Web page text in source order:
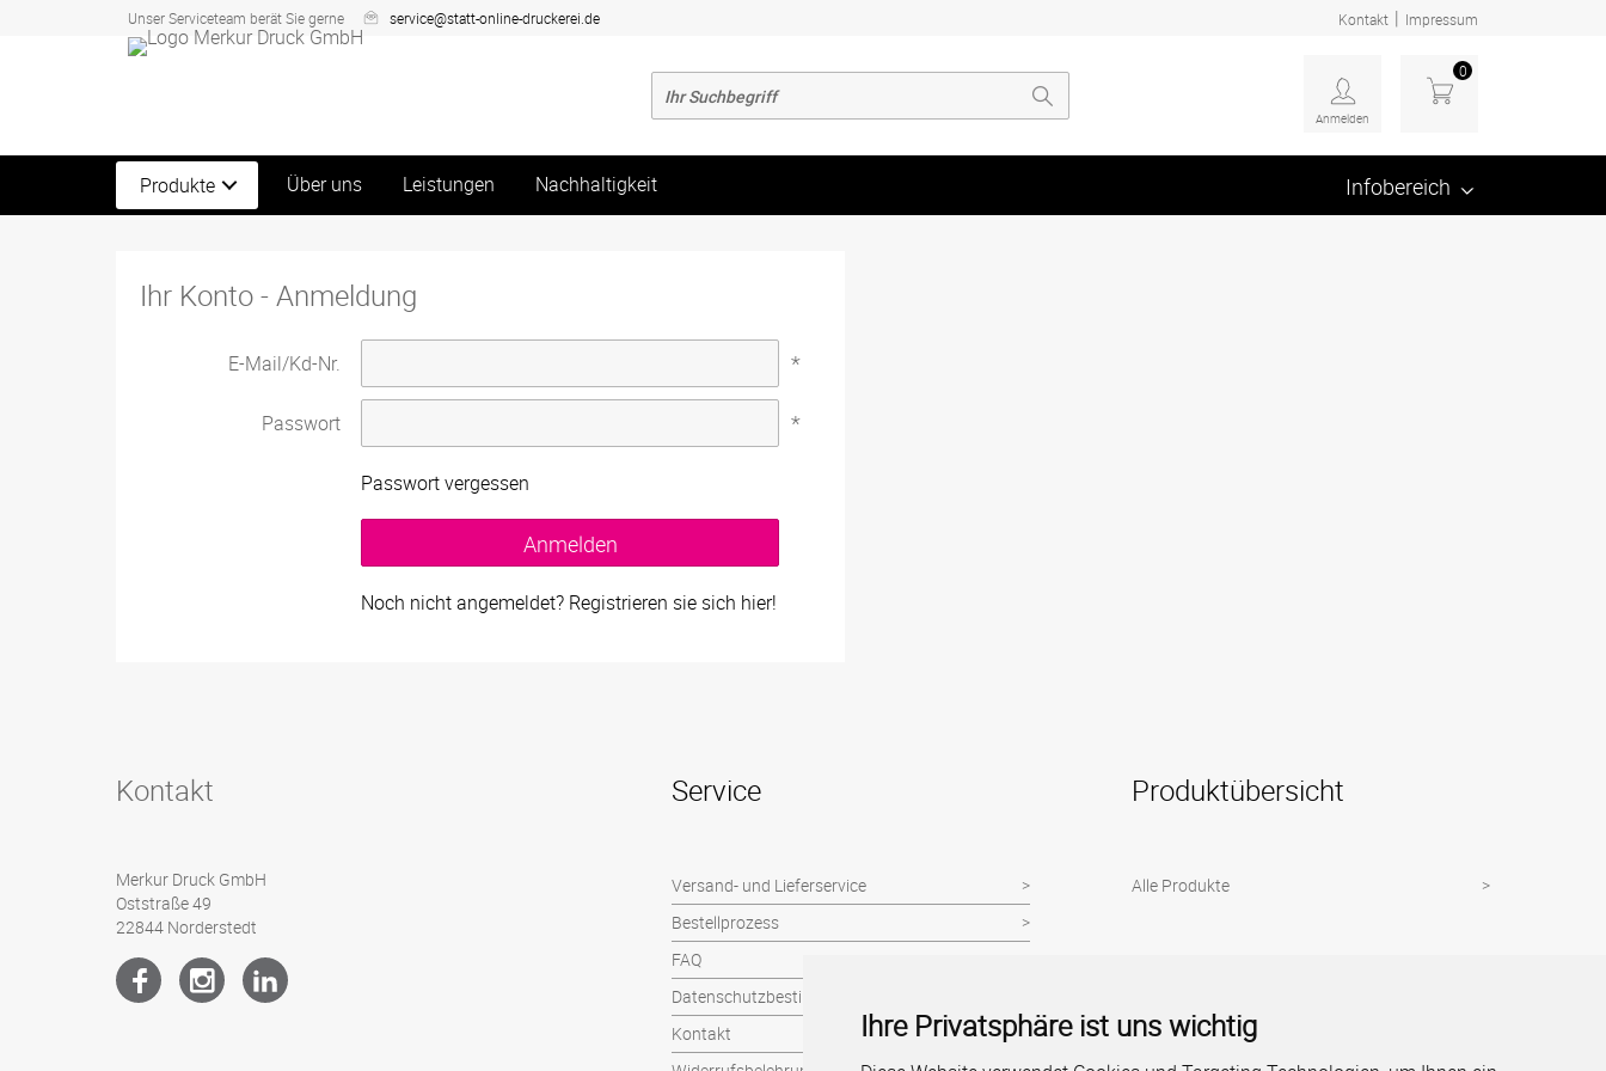
Ihre Privatsphäre ist uns wichtig
Unser Serviceteam berät Sie gerne service@statt-online-druckerei.de Kontakt | Impressum
Anmelden
0
Produkte Über uns Leistungen Nachhaltigkeit Infobereich
Ihr Konto - Anmeldung
E-Mail/Kd-Nr. *
Passwort *
Passwort vergessen
Anmelden
Noch nicht angemeldet? Registrieren sie sich hier!
Kontakt
Merkur Druck GmbH
Oststraße 49
22844 Norderstedt
Produktübersicht
Alle Produkte
Service
Versand- und Lieferservice
Bestellprozess
FAQ
Datenschutzbestimmungen
Kontakt